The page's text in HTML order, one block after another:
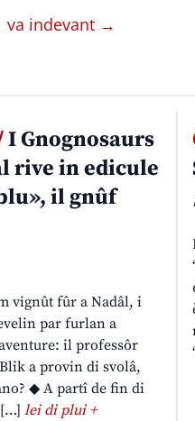
va indevant →
I Gnognosaurs
rive in edicule
il gnûf
vignût fûr a Nadâl, i
par furlan a
il professôr
a provin di svolâ,
◆ A partî de fin di
[…] lei di plui +